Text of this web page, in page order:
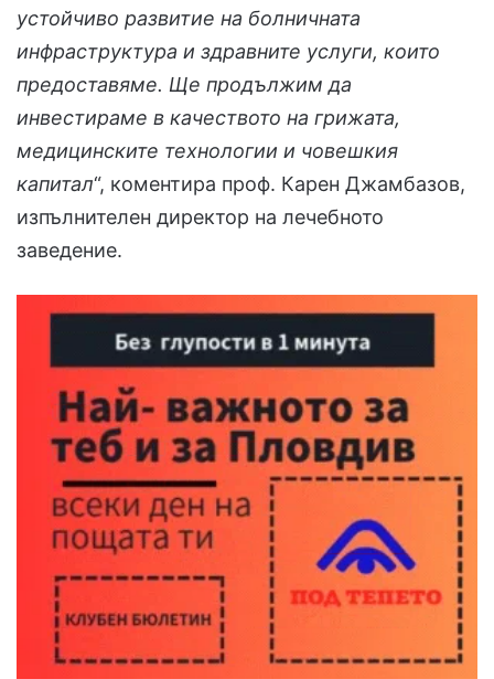
устойчиво развитие на болничната
инфраструктура и здравните услуги, които
предоставяме. Ще продължим да
инвестираме в качеството на грижата,
медицинските технологии и човешкия
капитал“, коментира проф. Карен Джамбазов,
изпълнителен директор на лечебното
заведение.